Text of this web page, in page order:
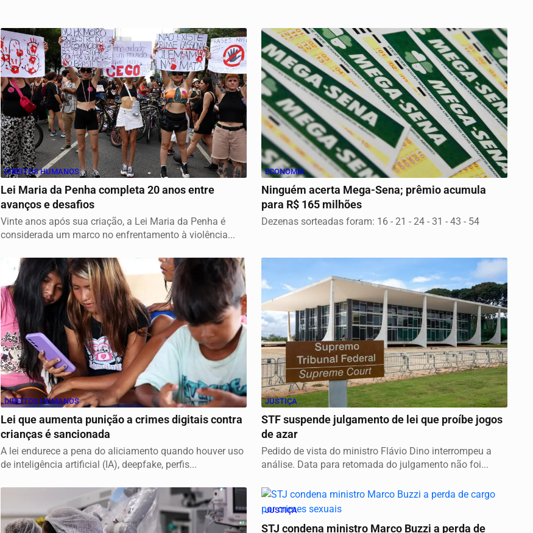
DIREITOS HUMANOS
Lei Maria da Penha completa 20 anos entre
avanços e desafios
Vinte anos após sua criação, a Lei Maria da Penha é
considerada um marco no enfrentamento à violência...
ECONOMIA
Ninguém acerta Mega-Sena; prêmio acumula
para R$ 165 milhões
Dezenas sorteadas foram: 16 - 21 - 24 - 31 - 43 - 54
DIREITOS HUMANOS
Lei que aumenta punição a crimes digitais contra
crianças é sancionada
A lei endurece a pena do aliciamento quando houver uso
de inteligência artificial (IA), deepfake, perfis...
JUSTIÇA
STF suspende julgamento de lei que proíbe jogos
de azar
Pedido de vista do ministro Flávio Dino interrompeu a
análise. Data para retomada do julgamento não foi...
JUSTIÇA
STJ condena ministro Marco Buzzi a perda de